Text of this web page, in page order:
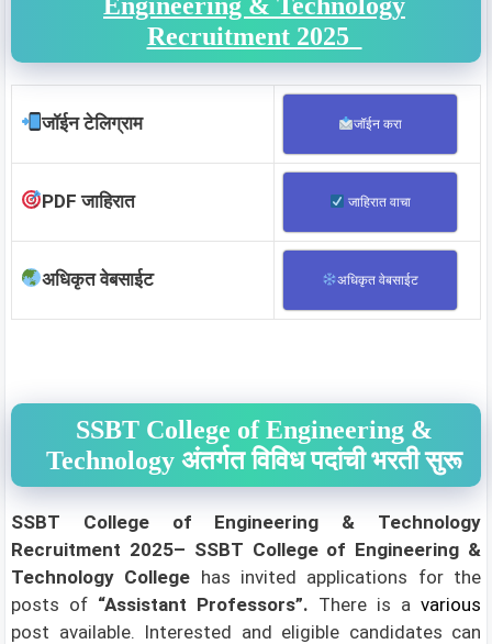
Recruitment 2025
जॉईन टेलिग्राम जॉईन करा
PDF जाहिरात जाहिरात वाचा
अधिकृत वेबसाईट अधिकृत वेबसाईट
SSBT College of Engineering &
Technology अंतर्गत विविध पदांची भरती सुरू
SSBT College of Engineering & Technology
Recruitment 2025– SSBT College of Engineering &
Technology College has invited applications for the
posts of “Assistant Professors”. There is a various
post available. Interested and eligible candidates can